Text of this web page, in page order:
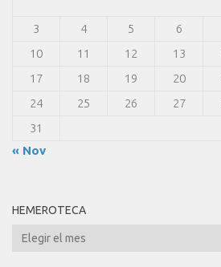
3
4 5 6
10
11 12 13
17
18 19 20
24
25 26 27
31
« Nov
HEMEROTECA
Hemeroteca